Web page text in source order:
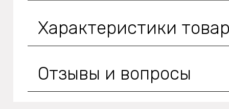
Характеристики
Отзывы и вопросы